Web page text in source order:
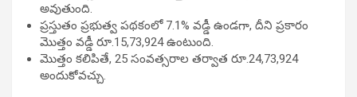
అవుతుంది.
ప్రస్తుతం ప్రభుత్వ పథకంలో 7.1% వడ్డీ ఉండగా, దీని ప్రకారం
మొత్తం వడ్డీ రూ.15,73,924 ఉంటుంది.
మొత్తం కలిపితే, 25 సంవత్సరాల తర్వాత రూ.24,73,924
అందుకోవచ్చు.